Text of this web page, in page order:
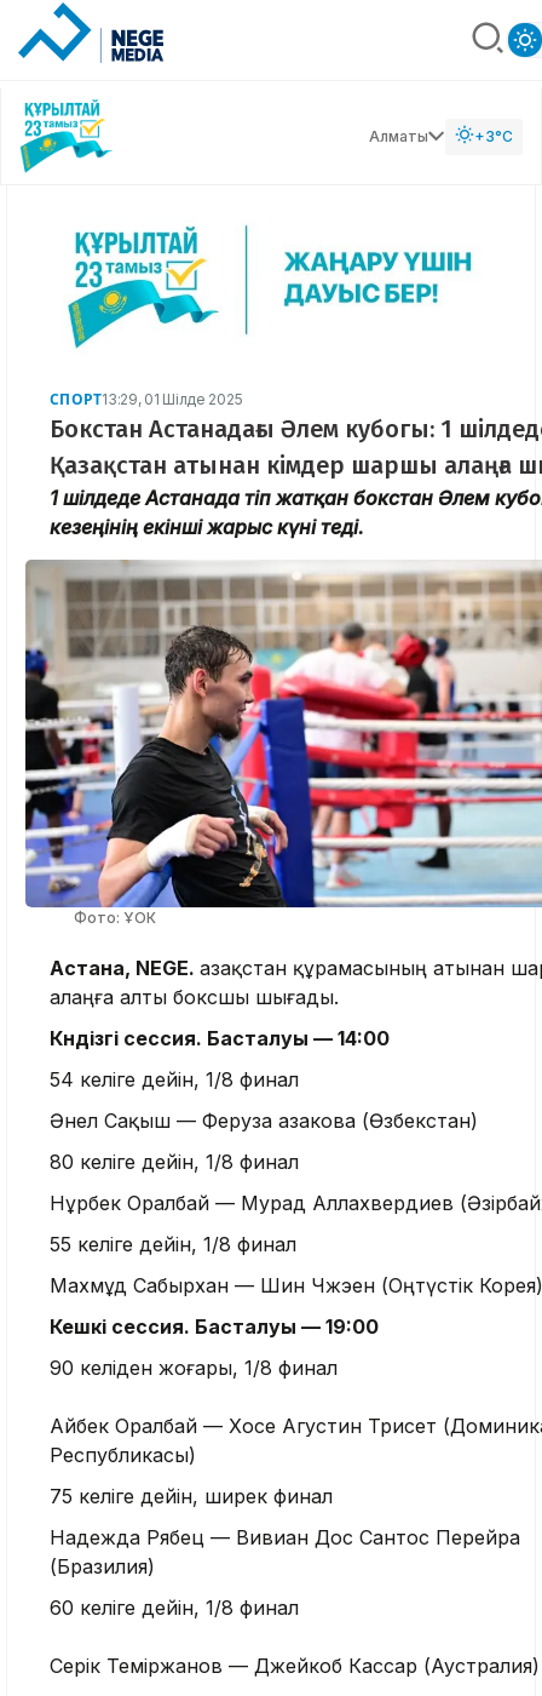
Алматы +3°C
СПОРТ13:29, 01 Шілде 2025
Бокстан Астанадағы Әлем кубогы: 1
Қазақстан атынан кімдер шаршы алаңға
1 шілдеде Астанада өтіп жатқан бокстан Әлем
кезеңінің екінші жарыс күні өтеді.
Фото: ҰОК
Астана, NEGE. Қазақстан құрамасының атынан
алаңға алты боксшы шығады.
Күндізгі сессия. Басталуы — 14:00
54 келіге дейін, 1/8 финал
Әнел Сақыш — Феруза Қазакова (Өзбекстан)
80 келіге дейін, 1/8 финал
Нұрбек Оралбай — Мурад Аллахвердиев
55 келіге дейін, 1/8 финал
Махмұд Сабырхан — Шин Чжэен (Оңтүстік Корея)
Кешкі сессия. Басталуы — 19:00
90 келіден жоғары, 1/8 финал
Айбек Оралбай — Хосе Агустин Трисет
Республикасы)
75 келіге дейін, ширек финал
Надежда Рябец — Вивиан Дос Сантос Перейра
(Бразилия)
60 келіге дейін, 1/8 финал
Серік Теміржанов — Джейкоб Кассар (Аустралия)